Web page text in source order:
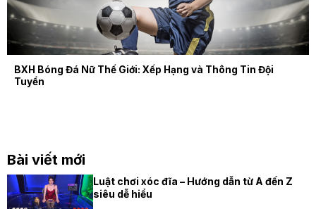
BXH Bóng Đá Nữ Thế Giới: Xếp Hạng và Thông Tin Đội
Tuyển
Bài viết mới
Luật chơi xóc đĩa – Hướng dẫn từ A đến Z
siêu dễ hiểu